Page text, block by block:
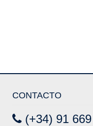
CONTACTO
(+34) 91